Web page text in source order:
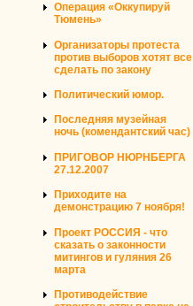
Операция «Оккупируй
Тюмень»
Организаторы протеста
против выборов хотят все
сделать по закону
Политический юмор.
Последняя музейная
ночь (комендантский час)
ПРИГОВОР НЮРНБЕРГА
27.12.2007
Приходите на
демонстрацию 7 ноября!
Проект РОССИЯ - что
сказать о законности
митингов и гуляния 26
марта
Противодействие